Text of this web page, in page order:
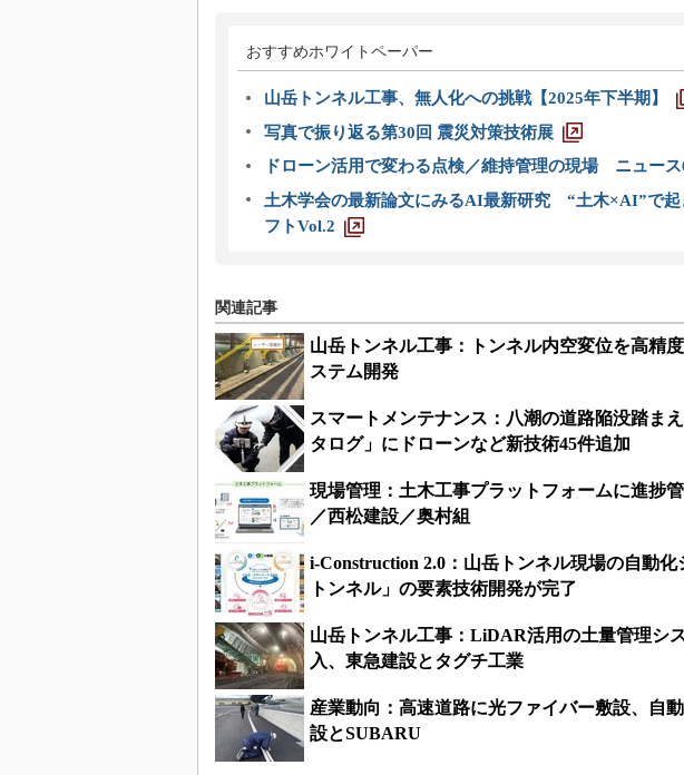
おすすめホワイトペーパー
山岳トンネル工事、無人化への挑戦【2025年下半期】
写真で振り返る第30回 震災対策技術展
ドローン活用で変わる点検／維持管理の現場 ニュース
土木学会の最新論文にみるAI最新研究 “土木×AI”で起
フトVol.2
関連記事
山岳トンネル工事：トンネル内空変位を高精
ステム開発
スマートメンテナンス：八潮の道路陥没踏ま
タログ」にドローンなど新技術45件追加
現場管理：土木工事プラットフォームに進捗
／西松建設／奥村組
i-Construction 2.0：山岳トンネル現場の自動化
トンネル」の要素技術開発が完了
山岳トンネル工事：LiDAR活用の土量管理シ
入、東急建設とタグチ工業
産業動向：高速道路に光ファイバー敷設、自
設とSUBARU